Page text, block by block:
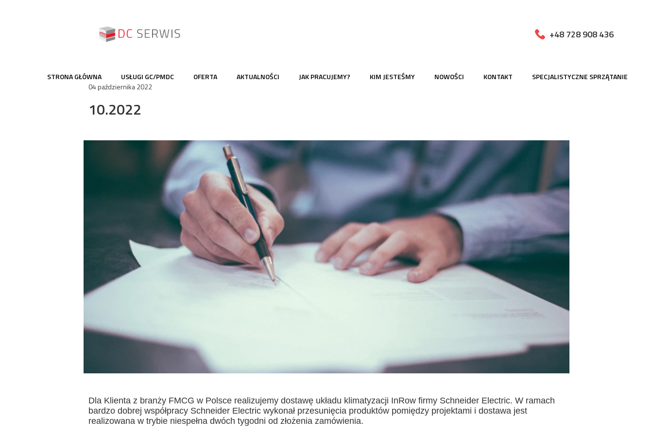
04 października 2022
10.2022
Dla Klienta z branży FMCG w Polsce realizujemy dostawę układu klimatyzacji InRow firmy Schneider Electric. W ramach
bardzo dobrej współpracy Schneider Electric wykonał przesunięcia produktów pomiędzy projektami i dostawa jest
realizowana w trybie niespełna dwóch tygodni od złożenia zamówienia.
+48 728 908 436
STRONA GŁÓWNA USŁUGI GC/PMDC OFERTA AKTUALNOŚCI JAK PRACUJEMY? KIM JESTEŚMY NOWOŚCI KONTAKT SPECJALISTYCZNE SPRZĄTANIE